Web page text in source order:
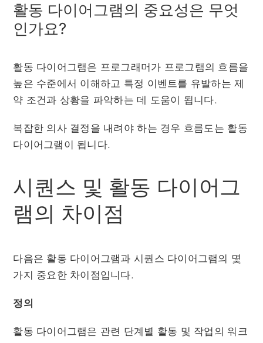
활동 다이어그램의 중요성은 무엇
인가요?
활동 다이어그램은 프로그래머가 프로그램의 흐름을
높은 수준에서 이해하고 특정 이벤트를 유발하는 제
약 조건과 상황을 파악하는 데 도움이 됩니다.
복잡한 의사 결정을 내려야 하는 경우 흐름도는 활동
다이어그램이 됩니다.
시퀀스 및 활동 다이어그
램의 차이점
다음은 활동 다이어그램과 시퀀스 다이어그램의 몇
가지 중요한 차이점입니다.
정의
활동 다이어그램은 관련 단계별 활동 및 작업의 워크